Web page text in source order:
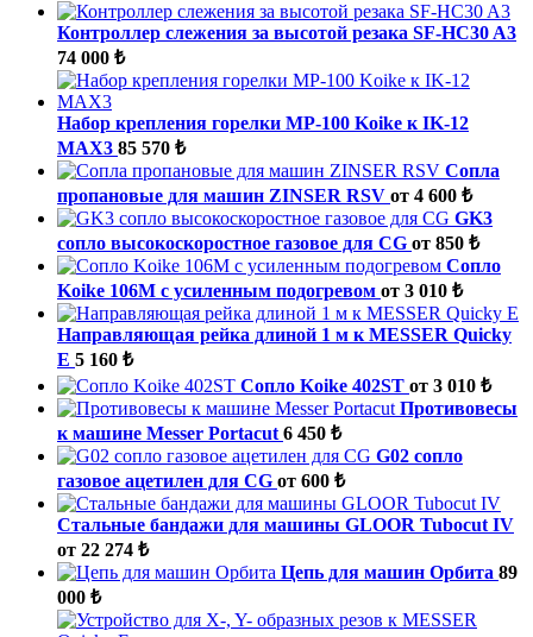
Контроллер слежения за высотой резака SF-HC30 A3
74 000 ₺
Набор крепления горелки MP-100 Koike к IK-12
MAX3 85 570 ₺
Cопла
пропановые для машин ZINSER RSV от 4 600 ₺
GK3
сопло высокоскоростное газовое для CG от 850 ₺
Сопло
Koike 106M с усиленным подогревом от 3 010 ₺
Направляющая рейка длиной 1 м к MESSER Quicky
E 5 160 ₺
Сопло Koike 402ST от 3 010 ₺
Противовесы
к машине Messer Portacut 6 450 ₺
G02 сопло
газовое ацетилен для CG от 600 ₺
Стальные бандажи для машины GLOOR Tubocut IV
от 22 274 ₺
Цепь для машин Орбита 89
000 ₺